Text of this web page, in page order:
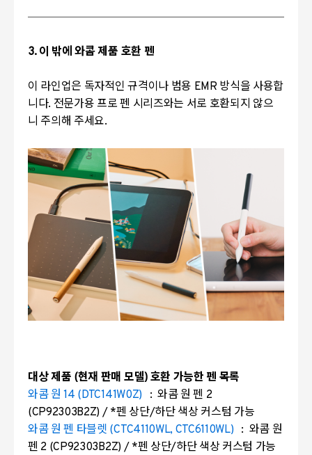
3. 이 밖에 와콤 제품 호환 펜
이 라인업은 독자적인 규격이나 범용 EMR 방식을 사용합
니다. 전문가용 프로 펜 시리즈와는 서로 호환되지 않으
니 주의해 주세요.
대상 제품 (현재 판매 모델) 호환 가능한 펜 목록
와콤 원 14 (DTC141W0Z)
: 와콤 원 펜 2
(CP92303B2Z) / *펜 상단/하단 색상 커스텀 가능
와콤 원 펜 타블렛 (CTC4110WL, CTC6110WL) : 와콤 원
펜 2 (CP92303B2Z) / *펜 상단/하단 색상 커스텀 가능